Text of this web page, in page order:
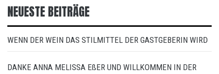
NEUESTE BEITRÄGE
WENN DER WEIN DAS STILMITTEL DER GASTGEBERIN WIRD
DANKE ANNA MELISSA EßER UND WILLKOMMEN IN DER